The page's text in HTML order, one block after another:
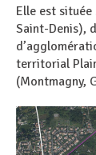
Elle est située
Saint-Denis),
territorial
(Montmagny,